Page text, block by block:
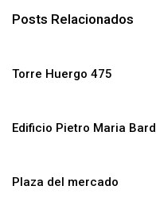
Posts Relacionados
Torre Huergo 475
Edificio Pietro Maria
Plaza del mercado